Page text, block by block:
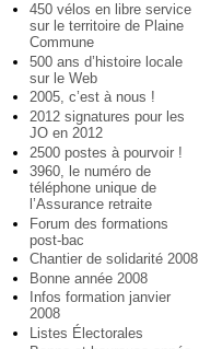
450 vélos en libre service
sur le territoire de Plaine
Commune
500 ans d’histoire locale
sur le Web
2005, c’est à nous !
2012 signatures pour les
JO en 2012
2500 postes à pourvoir !
3960, le numéro de
téléphone unique de
l’Assurance retraite
Forum des formations
post-bac
Chantier de solidarité 2008
Bonne année 2008
Infos formation janvier
2008
Listes Électorales